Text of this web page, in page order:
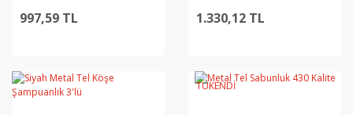
997,59 TL 1.330,12 TL
TÜKENDİ